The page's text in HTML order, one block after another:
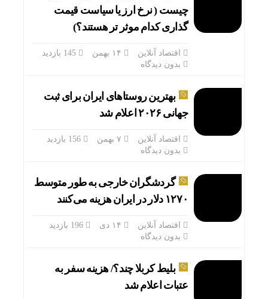
چیست ( نرخ ارز یا سیاست قیمت
گذاری کدام موثر تر هستند؟)
اقتصاد آنلاین
بدون دیدگاه
بهترین روستاهای ایران برای ثبت
جهانی ۲۰۲۶ اعلام شد
اقتصاد آنلاین
بدون دیدگاه
گردشگران خارجی به طور متوسط
۱۲۷۰ دلار در ایران هزینه می‌کنند
اقتصاد آنلاین
بدون دیدگاه
بلیط کربلا چند؟/ هزینه سفر به
عتبات اعلام شد